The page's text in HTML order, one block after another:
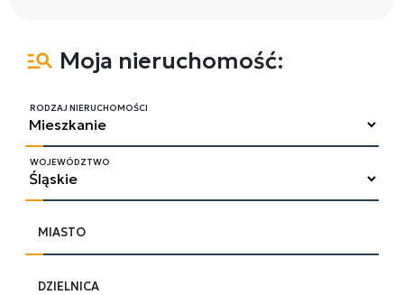
Moja nieruchomość:
RODZAJ NIERUCHOMOŚCI
WOJEWÓDZTWO
MIASTO
DZIELNICA